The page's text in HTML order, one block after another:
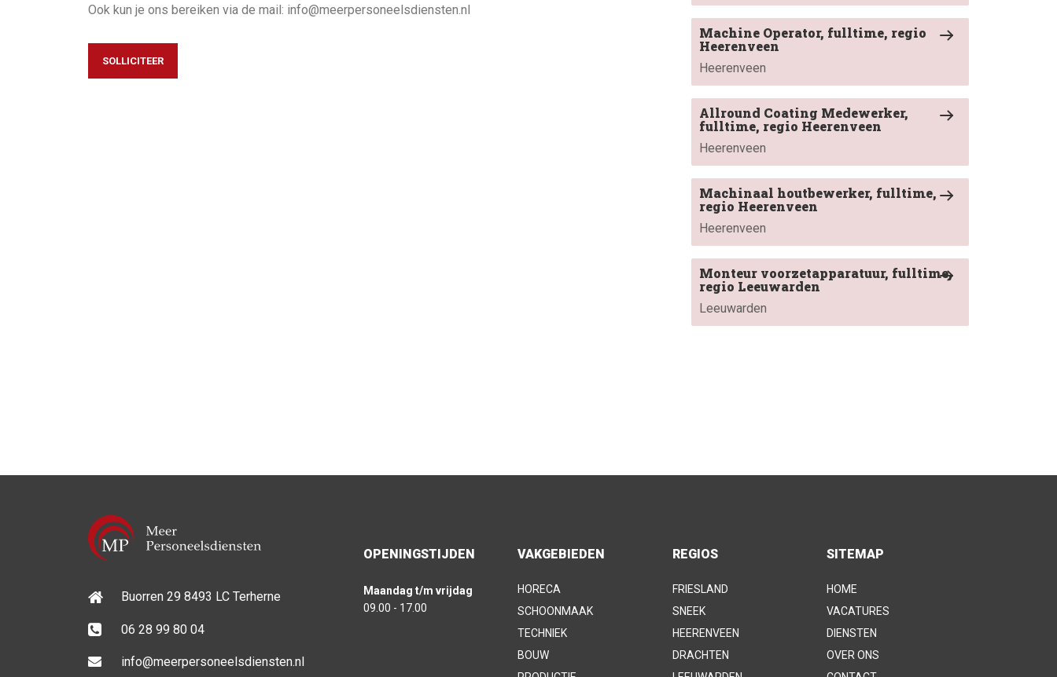
Ook kun je ons bereiken via de mail: info@meerpersoneelsdiensten.nl
SOLLICITEER
Machine Operator, fulltime, regio
Heerenveen
Heerenveen
Allround Coating Medewerker,
fulltime, regio Heerenveen
Heerenveen
Machinaal houtbewerker, fulltime,
regio Heerenveen
Heerenveen
Monteur voorzetapparatuur, fulltime,
regio Leeuwarden
Leeuwarden
Buorren 29 8493 LC Terherne
06 28 99 80 04
info@meerpersoneelsdiensten.nl
OPENINGSTIJDEN
Maandag t/m vrijdag
09.00 - 17.00
VAKGEBIEDEN
HORECA
SCHOONMAAK
TECHNIEK
BOUW
REGIOS
FRIESLAND
SNEEK
HEERENVEEN
DRACHTEN
SITEMAP
HOME
VACATURES
DIENSTEN
OVER ONS